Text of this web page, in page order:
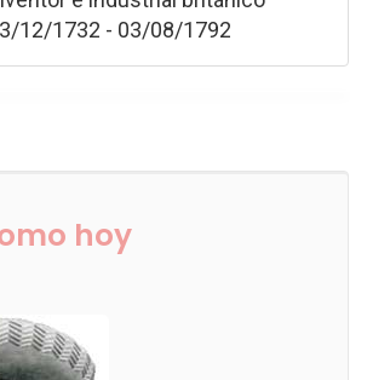
12/1732 - 03/08/1792
hoy